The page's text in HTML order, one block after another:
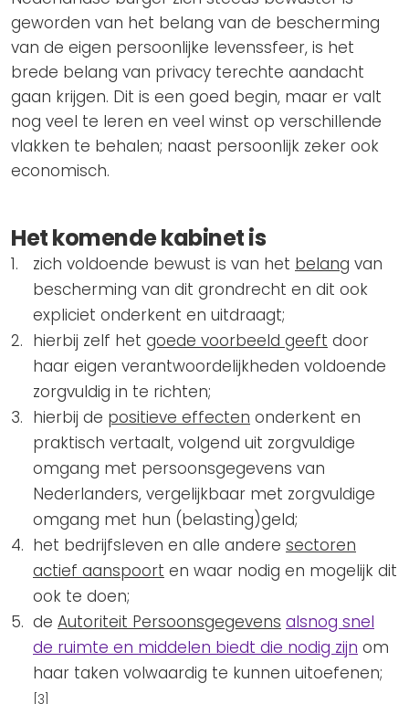
geworden van het belang van de bescherming
van de eigen persoonlijke levenssfeer, is het
brede belang van privacy terechte aandacht
gaan krijgen. Dit is een goed begin, maar er valt
nog veel te leren en veel winst op verschillende
vlakken te behalen; naast persoonlijk zeker ook
economisch.
Het komende kabinet is
zich voldoende bewust is van het belang van
bescherming van dit grondrecht en dit ook
expliciet onderkent en uitdraagt;
hierbij zelf het goede voorbeeld geeft door
haar eigen verantwoordelijkheden voldoende
zorgvuldig in te richten;
hierbij de positieve effecten onderkent en
praktisch vertaalt, volgend uit zorgvuldige
omgang met persoonsgegevens van
Nederlanders, vergelijkbaar met zorgvuldige
omgang met hun (belasting)geld;
het bedrijfsleven en alle andere sectoren
actief aanspoort en waar nodig en mogelijk dit
ook te doen;
de Autoriteit Persoonsgegevens alsnog snel
de ruimte en middelen biedt die nodig zijn om
haar taken volwaardig te kunnen uitoefenen;
[3]